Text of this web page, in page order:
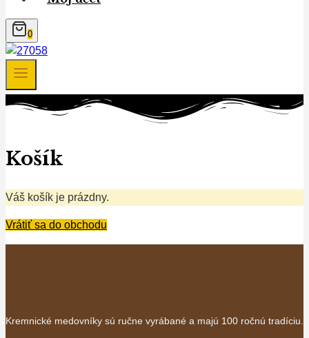
0
Košík
Váš košík je prázdny.
Vrátiť sa do obchodu
Kremnické medovníky sú ručne vyrábané a majú 100 ročnú tradíciu.